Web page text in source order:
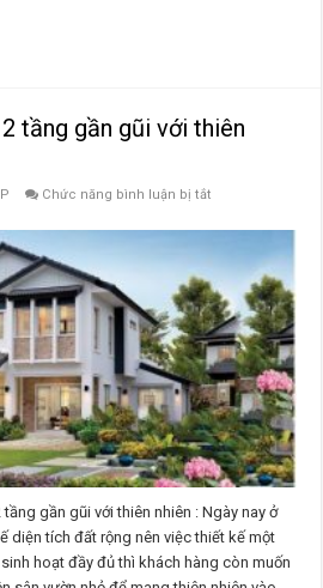
tầng gần gũi với thiên
Chức năng bình luận bị tắt
tầng
gần
gũi
với
thiên
nhiên
gần gũi với thiên nhiên : Ngày nay ở
diện tích đất rộng nên việc thiết kế một
hoạt đầy đủ thì khách hàng còn muốn